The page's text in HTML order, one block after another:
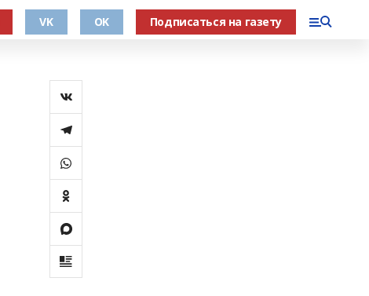
VK OK Подписаться на газету